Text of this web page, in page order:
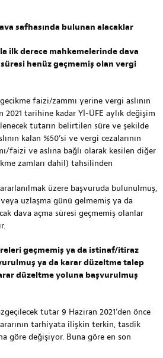
safhasında bulunan alacaklar
ilk derece mahkemelerinde dava
süresi henüz geçmemiş olan vergi
faizi/zammı yerine vergi aslının
2021 tarihine kadar Yİ-ÜFE aylık değişim
tutarın belirtilen süre ve şekilde
kalan %50’si ve vergi cezalarının
faizi ve aslına bağlı olarak kesilen diğer
zamları dahil) tahsilinden
üzere başvuruda bulunulmuş,
uzlaşma günü gelmemiş ya da
dava açma süresi geçmemiş olanlar
geçmemiş ya da istinaf/itiraz
ya da karar düzeltme talep
düzeltme yoluna başvurulmuş
tutar 9 Haziran 2021’den önce
tarhiyata ilişkin terkin, tasdik
göre değişiyor. Buna göre en son